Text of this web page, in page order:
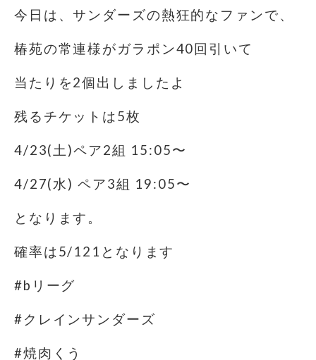
今日は、サンダーズの熱狂的なファンで、
椿苑の常連様がガラポン40回引いて
当たりを2個出しましたよ
残るチケットは5枚
4/23(土)ペア2組 15:05〜
4/27(水) ペア3組 19:05〜
となります。
確率は5/121となります
#bリーグ
#クレインサンダーズ
#焼肉くう